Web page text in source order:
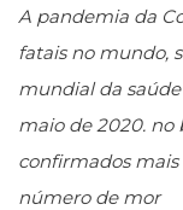
A pandemia da
fatais no mundo,
mundial da
maio de 2020. no
confirmados mais
número de mor